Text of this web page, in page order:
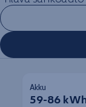
Akku
59-86